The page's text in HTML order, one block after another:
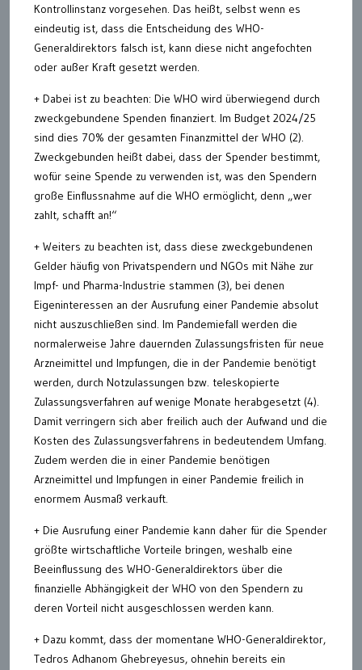
Kontrollinstanz vorgesehen. Das heißt, selbst wenn es
eindeutig ist, dass die Entscheidung des WHO-
Generaldirektors falsch ist, kann diese nicht angefochten
oder außer Kraft gesetzt werden.
+ Dabei ist zu beachten: Die WHO wird überwiegend durch
zweckgebundene Spenden finanziert. Im Budget 2024/25
sind dies 70% der gesamten Finanzmittel der WHO (2).
Zweckgebunden heißt dabei, dass der Spender bestimmt,
wofür seine Spende zu verwenden ist, was den Spendern
große Einflussnahme auf die WHO ermöglicht, denn „wer
zahlt, schafft an!“
+ Weiters zu beachten ist, dass diese zweckgebundenen
Gelder häufig von Privatspendern und NGOs mit Nähe zur
Impf- und Pharma-Industrie stammen (3), bei denen
Eigeninteressen an der Ausrufung einer Pandemie absolut
nicht auszuschließen sind. Im Pandemiefall werden die
normalerweise Jahre dauernden Zulassungsfristen für neue
Arzneimittel und Impfungen, die in der Pandemie benötigt
werden, durch Notzulassungen bzw. teleskopierte
Zulassungsverfahren auf wenige Monate herabgesetzt (4).
Damit verringern sich aber freilich auch der Aufwand und die
Kosten des Zulassungsverfahrens in bedeutendem Umfang.
Zudem werden die in einer Pandemie benötigen
Arzneimittel und Impfungen in einer Pandemie freilich in
enormem Ausmaß verkauft.
+ Die Ausrufung einer Pandemie kann daher für die Spender
größte wirtschaftliche Vorteile bringen, weshalb eine
Beeinflussung des WHO-Generaldirektors über die
finanzielle Abhängigkeit der WHO von den Spendern zu
deren Vorteil nicht ausgeschlossen werden kann.
+ Dazu kommt, dass der momentane WHO-Generaldirektor,
Tedros Adhanom Ghebreyesus, ohnehin bereits ein